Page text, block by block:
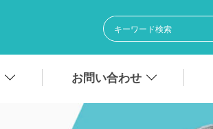
お問い合わせ